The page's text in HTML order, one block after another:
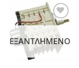
Add to
wishlist
ΕΞΑΝΤΛΗΜΈΝΟ